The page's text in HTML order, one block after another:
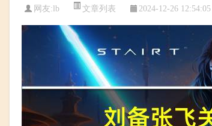
网友: lb 文章列表 2024-12-26 12:54:05